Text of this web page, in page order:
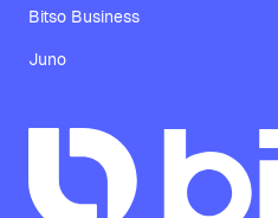
Bitso Business
Juno